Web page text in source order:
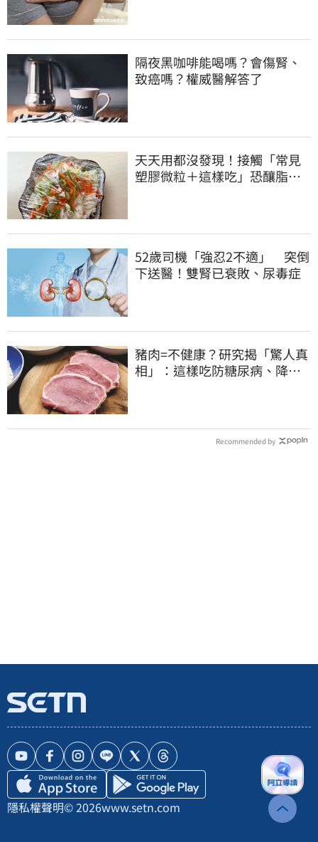
隔夜黑咖啡能喝嗎？會傷腎、
致癌嗎？權威醫解答了
天天用都沒發現！接觸「常見
塑膠微粒＋這樣吃」恐釀脂肪
52歲司機「強忍2不適」 突倒
下送醫！雙腎已衰敗、尿毒症
豬肉=不健康？研究揭「驚人真
相」：這樣吃防糖尿病、降膽
Recommended by
隱私權聲明© 2026www.setn.com